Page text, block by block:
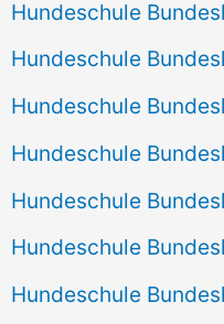
Hundeschule
Hundeschule
Hundeschule
Hundeschule
Hundeschule
Hundeschule
Hundeschule